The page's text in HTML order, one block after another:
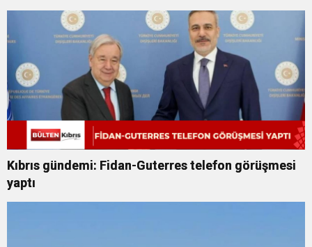
Kıbrıs gündemi: Fidan-Guterres telefon görüşmesi
yaptı